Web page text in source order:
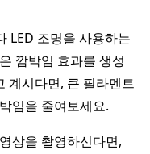
LED 조명을 사용하는
깜박임 효과를 생성
계시다면, 큰 필라멘트
임을 줄여보세요.
상을 촬영하신다면,